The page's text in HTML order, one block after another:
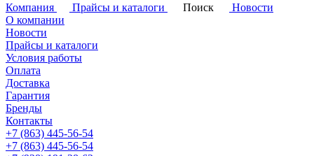
Компания
Прайсы и каталоги Поиск
Новости
О компании
Новости
Прайсы и каталоги
Условия работы
Оплата
Доставка
Гарантия
Бренды
Контакты
+7 (863) 445-56-54
+7 (863) 445-56-54